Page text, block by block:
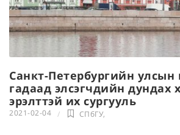
Санкт-Петербургийн улсын
гадаад элсэгчдийн дундах
эрэлттэй их сургууль
2021-02-04 СПбГУ,